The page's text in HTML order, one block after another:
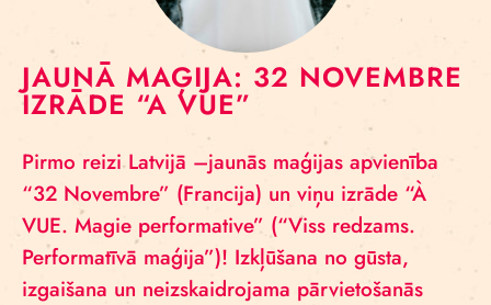
JAUNĀ MAĢIJA: 32 NOVEMBRE
IZRĀDE “A VUE”
Pirmo reizi Latvijā –jaunās maģijas apvienība
“32 Novembre” (Francija) un viņu izrāde “À
VUE. Magie performative” (“Viss redzams.
Performatīvā maģija”)! Izkļūšana no gūsta,
izgaišana un neizskaidrojama pārvietošanās